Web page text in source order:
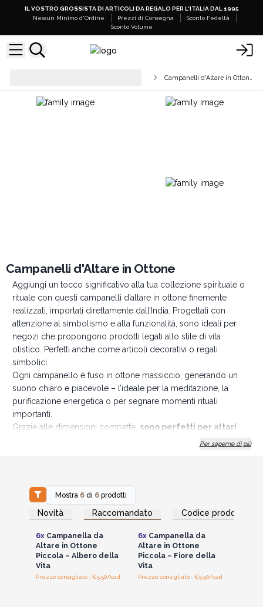
IL VOSTRO GROSSISTA DI ARTICOLI DA REGALO PER L'ITALIA DAL 1995
Nessun Minimo d'Ordine
Prezzi di Consegna
Sconto Fedeltà
Sconto Volume
Campanelli d'Altare in Ottone
Aggiungi un tocco significativo alla tua collezione spirituale o
rituale con questi campanelli d’altare in ottone finemente
realizzati, importati direttamente dall’India. Progettati con
attenzione al simbolismo e alla funzionalità, sono ideali per
negozi che propongono prodotti legati allo stile di vita
olistico. Perfetti anche come articoli decorativi o regali
simbolici.
Ogni campanello è fuso in ottone massiccio, generando un
suono chiaro e piacevole – l’ideale per la meditazione, la
purificazione energetica o per segnare momenti rituali
importanti.
Grazie alle dimensioni compatte, sono perfetti per altari
piccoli, kit da viaggio o come regali spirituali pieni di
simboli: Albero della Vita, Fiore della Vita e Penta Luna
Campanelli grandi
superiore simbolica da 4,5 cm – con simboli: Pentacolo,
Triquetra e Tre Lune
Perfetti per clienti interessati a Wicca, Paganesimo e
pratiche olistiche. Questi campanelli sono una scelta
vincente sia come articoli rituali che decorativi.
Forniti in set da quattro o sei pezzi, sono facili da esporre e
Per saperne di più
Mostra 6 di 6 prodotti
Novità Raccomandato Codice prodotto
Accedi per vedere
i prezzi all'ingrosso
6xCampanella da
Altare in Ottone
Piccola – Albero della
Vita
Prezzo consigliato : €5.50/cad
Accedi per vedere
i prezzi all'ingrosso
6xCampanella da
Altare in Ottone
Piccola – Fiore della
Vita
Prezzo consigliato : €5.50/cad